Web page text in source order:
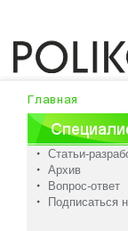
Статьи-
Архив
Вопрос-ответ
Подписаться